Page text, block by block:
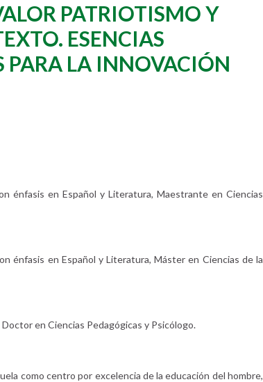
PATRIOTISMO Y
ESENCIAS
PARA LA INNOVACIÓN
énfasis en Español y Literatura, Maestrante en Ciencias
énfasis en Español y Literatura, Máster en Ciencias de la
en Ciencias Pedagógicas y Psicólogo.
como centro por excelencia de la educación del hombre,